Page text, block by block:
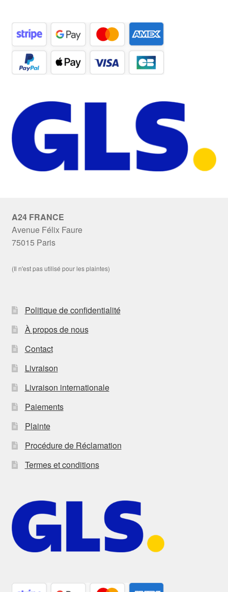
A24 FRANCE
Avenue Félix Faure
75015 Paris
(Il n'est pas utilisé pour les plaintes)
Politique de confidentialité
À propos de nous
Contact
Livraison
Livraison internationale
Paiements
Plainte
Procédure de Réclamation
Termes et conditions